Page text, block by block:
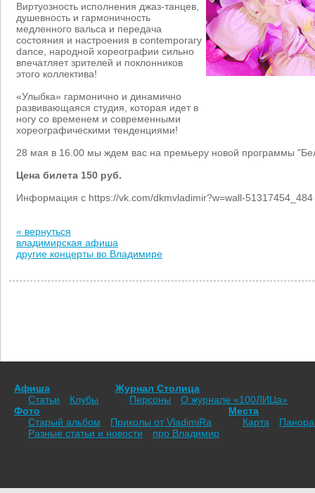
Виртуозность исполнения джаз-танцев,
душевность и гармоничность
медленного вальса и передача
состояния и настроения в contemporary
dance, народной хореографии сильно
впечатляет зрителей и поклонников
этого коллектива!
«Улыбка» гармонично и динамично
развивающаяся студия, которая идет в
ногу со временем и современными
хореографическими тенденциями!
28 мая в 16.00 мы ждем вас на премьеру новой программы
Цена билета 150 руб.
Информация с https://vk.com/dkmvladimir?w=wall-51317454_484
« вернуться
владимирская афиша
другие концерты во Владимире
Афиша
Статьи
Клубы
Журнал Столица
Персоны
О журнале «100ЛИЦа»
Фото
Старый альбом
Приколы от VladimiRа
Места
Карта
Разные статьи и новости
про Владимир